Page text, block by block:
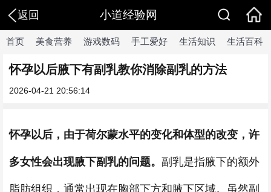
返回 小道经验网
首页 美食营养 游戏数码 手工爱好 生活知识 生活百科
怀孕以后腋下有副乳教你消除副乳的方法
2026-04-21 20:56:14
怀孕以后，由于荷尔蒙水平的变化和体型的改变，许
多女性会出现腋下副乳的问题。 副乳是指腋下的额外
脂肪组织，通常出现在胸部下方和腋下区域。虽然副